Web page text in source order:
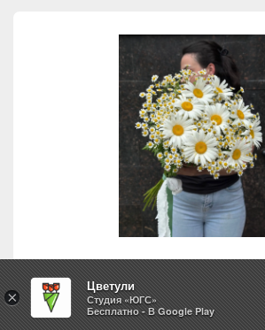
Ромашковое поле
×
Цветули
Студия «ЮГС»
Бесплатно - В Google Play